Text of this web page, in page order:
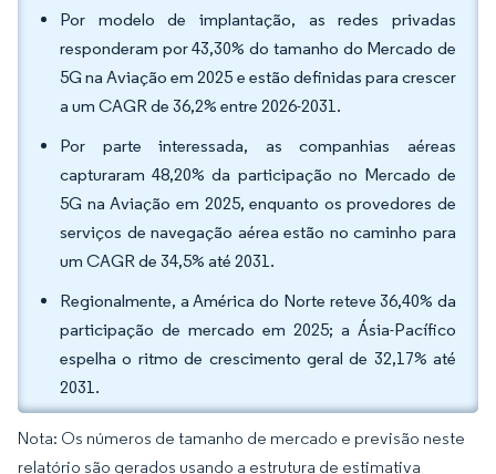
Por modelo de implantação, as redes privadas
responderam por 43,30% do tamanho do Mercado de
5G na Aviação em 2025 e estão definidas para crescer
a um CAGR de 36,2% entre 2026-2031.
Por parte interessada, as companhias aéreas
capturaram 48,20% da participação no Mercado de
5G na Aviação em 2025, enquanto os provedores de
serviços de navegação aérea estão no caminho para
um CAGR de 34,5% até 2031.
Regionalmente, a América do Norte reteve 36,40% da
participação de mercado em 2025; a Ásia-Pacífico
espelha o ritmo de crescimento geral de 32,17% até
2031.
Nota: Os números de tamanho de mercado e previsão neste
relatório são gerados usando a estrutura de estimativa